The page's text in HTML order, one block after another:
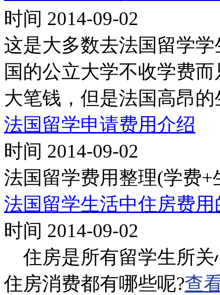
时间 2014-09-02
这是大多数去法国留学
国的公立大学不收学费
大笔钱，但是法国高昂
法国留学申请费用介绍
时间 2014-09-02
法国留学费用整理(学费+
法国留学生活中住房费
时间 2014-09-02
住房是所有留学生所关
住房消费都有哪些呢?查